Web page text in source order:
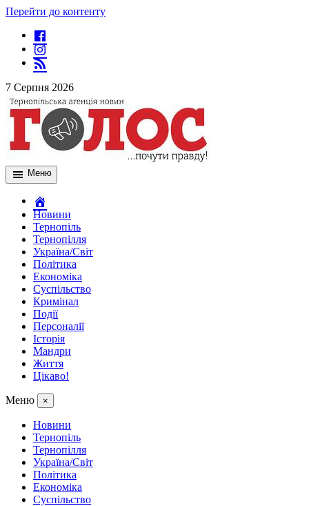
Перейти до контенту
7 Серпня 2026
Меню
Новини
Тернопіль
Тернопілля
Україна/Світ
Політика
Економіка
Суспільство
Кримінал
Події
Персоналії
Історія
Мандри
Життя
Цікаво!
Меню ×
Новини
Тернопіль
Тернопілля
Україна/Світ
Політика
Економіка
Суспільство